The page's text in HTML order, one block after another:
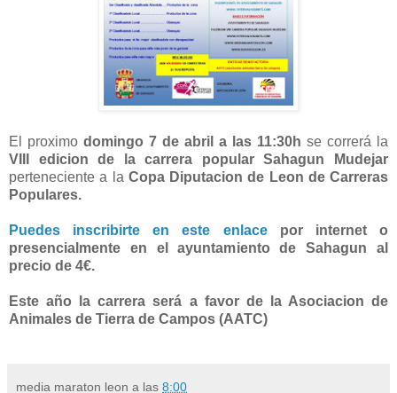
El proximo domingo 7 de abril a las 11:30h se correrá la
VIII edicion de la carrera popular Sahagun Mudejar
perteneciente a la Copa Diputacion de Leon de Carreras
Populares.
Puedes inscribirte en este enlacepor internet o
presencialmente en el ayuntamiento de Sahagun al
precio de 4€.
Este año la carrera será a favor de la Asociacion de
Animales de Tierra de Campos (AATC)
media maraton leon a las 8:00